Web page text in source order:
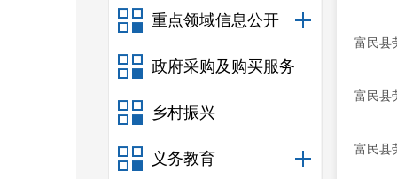
重点领域信息公开
政府采购及购买服务
乡村振兴
义务教育
富民县
富民县
富民县